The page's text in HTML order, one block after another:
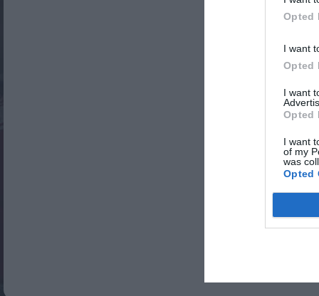
Opted
I want
Opted
I want
Opted
I want
of my
was
Opted